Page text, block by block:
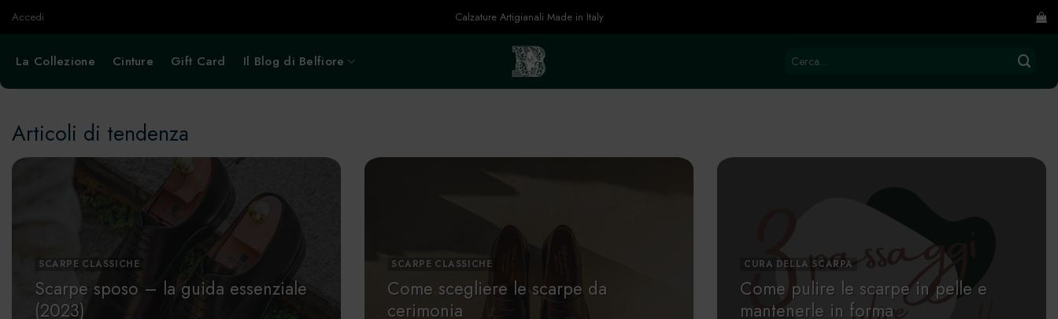
SaltaAccedi Calzature Artigianali Made in Italy
La Collezione Cinture Gift Card Il Blog di Belfiore Cerca:
Articoli di tendenza
SCARPE CLASSICHE
Scarpe sposo – la guida essenziale
(2023)
SCARPE CLASSICHE
Come scegliere le scarpe da
cerimonia
CURA DELLA SCARPA
Come pulire le scarpe in pelle e
mantenerle in forma